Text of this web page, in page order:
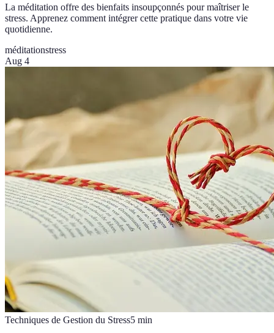
La méditation offre des bienfaits insoupçonnés pour maîtriser le
stress. Apprenez comment intégrer cette pratique dans votre vie
quotidienne.
méditationstress
Aug 4
Techniques de Gestion du Stress5 min